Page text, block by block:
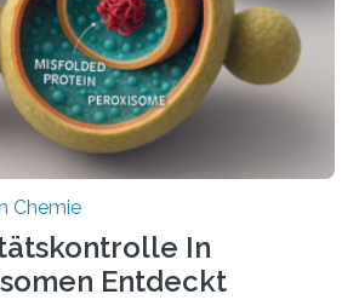
Chemie
In
Entdeckt